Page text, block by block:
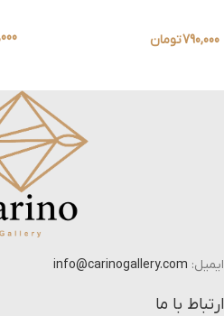
790,000تومان
ایمیل: info@carinogallery.com
ارتباط با ما